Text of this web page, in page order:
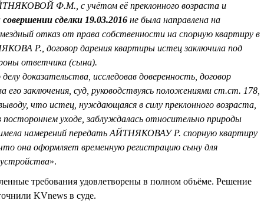
Ф.М., с учётом её преклонного возраста и
совершении сделки 19.03.2016 не была направлена на
отказ от права собственности на спорную квартиру в
Р., договор дарения квартиры истец заключила под
ответчика (сына).
доказательства, исследовав доверенность, договор
его заключения, суд, руководствуясь положениями ст.ст. 178,
что истец, нуждающаяся в силу преклонного возраста,
постороннем уходе, заблуждалась относительно природы
имела намерений передать АЙТНЯКОВАУ Р. спорную квартиру
что она оформляет временную регистрацию сыну для
».
требования удовлетворены в полном объёме. Решение
KVnews в суде.